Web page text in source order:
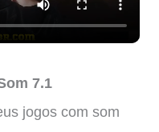
7.1
jogos com som